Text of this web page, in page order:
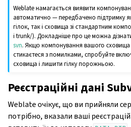
Weblate намагається виявити
автоматично — передбачено підтримку
гілок, так і сховища зі стандартним
і trunk/). Докладніше про це можна
svn. Якщо компонування вашого сховища
стикаєтеся з помилками, спробуйте
сховища і лишити гілку порожньою.
Реєстраційні дані
Weblate очікує, що ви прийняли
потрібно, вказали ваші